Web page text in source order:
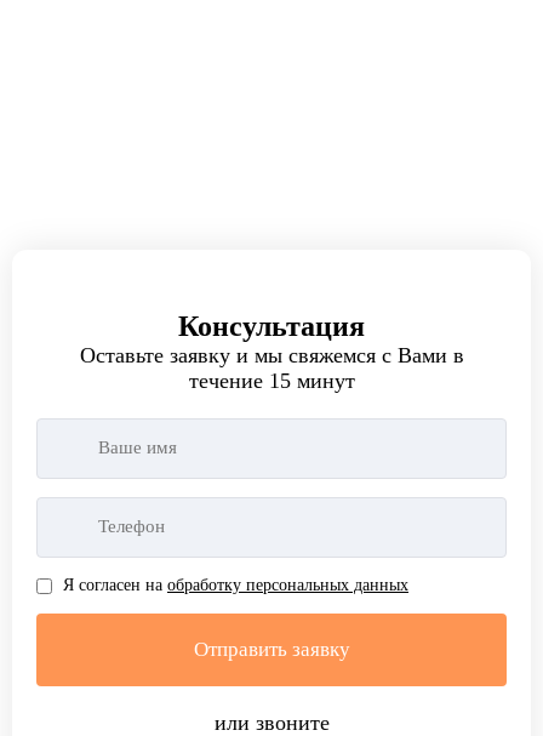
Консультация
Оставьте заявку и мы свяжемся с Вами в
течение 15 минут
Я согласен на обработку персональных данных
или звоните